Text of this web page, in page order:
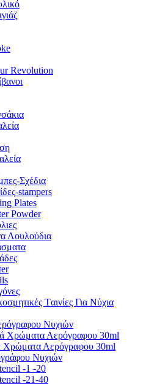
Revolution
Σχέδια
stampers
Plates
Powder
Λουλούδια
Tαινίες Για Νύχια
Νυχιών
Χρώματα Αερόγραφου 30ml
Χρώματα Αερόγραφου 30ml
Νυχιών
-1 -20
-21-40